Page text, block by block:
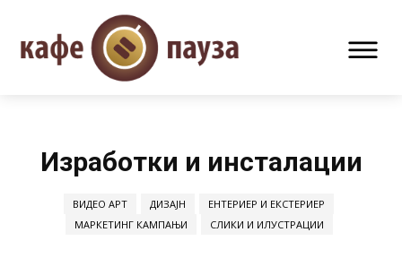
Изработки и инсталации
ВИДЕО АРТ ДИЗАЈН
ЕНТЕРИЕР И ЕКСТЕРИЕР
МАРКЕТИНГ КАМПАЊИ
СЛИКИ И ИЛУСТРАЦИИ